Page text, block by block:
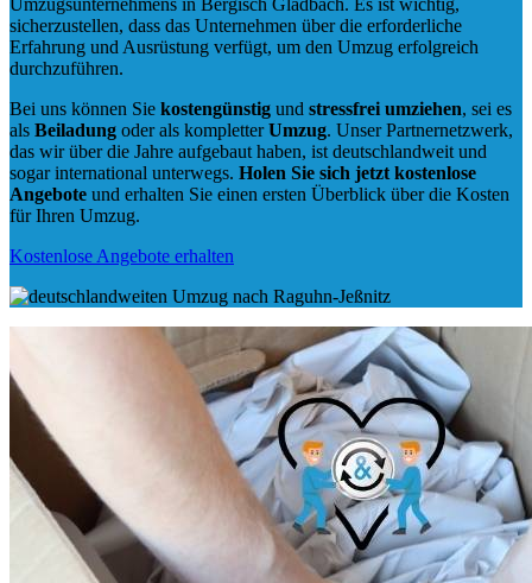
Umzugsunternehmens in Bergisch Gladbach. Es ist wichtig,
sicherzustellen, dass das Unternehmen über die erforderliche
Erfahrung und Ausrüstung verfügt, um den Umzug erfolgreich
durchzuführen.
Bei uns können Sie kostengünstig und stressfrei umziehen, sei es
als Beiladung oder als kompletterUmzug. Unser Partnernetzwerk,
das wir über die Jahre aufgebaut haben, ist deutschlandweit und
sogar international unterwegs. Holen Sie sich jetzt kostenlose
Angebote und erhalten Sie einen ersten Überblick über die Kosten
für Ihren Umzug.
Kostenlose Angebote erhalten